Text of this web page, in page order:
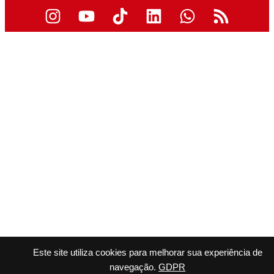
Este site utiliza cookies para melhorar sua experiência de
navegação. GDPR